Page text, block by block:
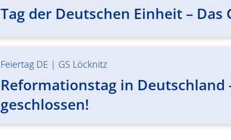
Tag der Deutschen Einheit –
Feiertag DE | GS Löcknitz
Reformationstag in Deutschland
geschlossen!